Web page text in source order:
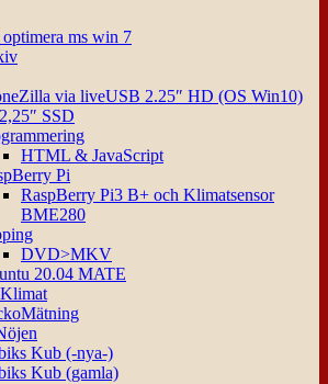
optimera ms win 7
via liveUSB 2.25″ HD (OS Win10)
SSD
HTML & JavaScript
Pi
RaspBerry Pi3 B+ och Klimatsensor
BME280
DVD>MKV
20.04 MATE
Kub (-nya-)
Kub (gamla)